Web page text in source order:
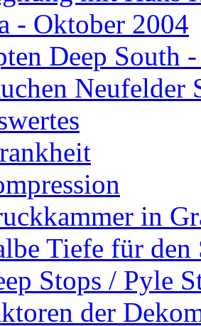
- Oktober 2004
Deep South
Neufelder
in
Tiefe für den
Stops / Pyle
der